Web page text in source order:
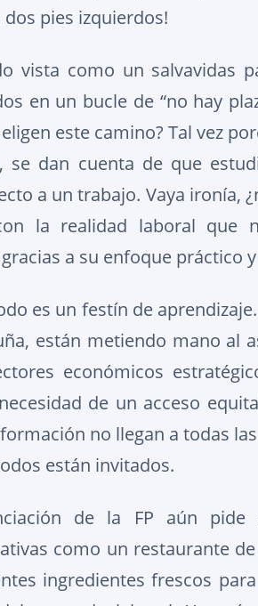
pies izquierdos!
vista como un salvavidas
en un bucle de “no hay
este camino? Tal vez
se dan cuenta de que
a un trabajo. Vaya ironía,
la realidad laboral que
a su enfoque práctico
es un festín de
están metiendo mano al
económicos
de un acceso
no llegan a todas
están invitados.
de la FP aún
como un restaurante
ingredientes frescos